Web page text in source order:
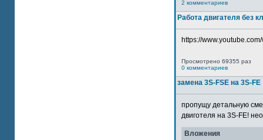
2 комментариев
Работа двигателя без
https://
Просмотрено 69355 раз
0 комментариев
замена 3S-FSE на 3S-FE
пропущу детальную
двиготеля на 3S-FE!
Вложения